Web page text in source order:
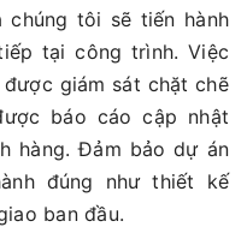
chúng tôi sẽ tiến hành
tại công trình. Việc
giám sát chặt chẽ
báo cáo cập nhật
hàng. Đảm bảo dự án
đúng như thiết kế
ban đầu.